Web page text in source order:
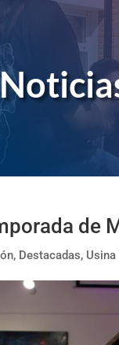
de
, Destacadas, Usina